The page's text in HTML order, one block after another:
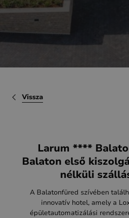
Vissza
Larum ****
Balaton első
nélküli
A Balatonfüred szívében
innovatív hotel, amely a
épületautomatizálási